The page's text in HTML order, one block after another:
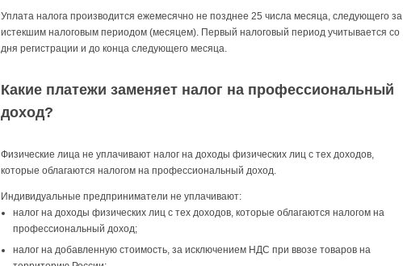
Уплата налога производится ежемесячно не позднее 25 числа месяца, следующего за
истекшим налоговым периодом (месяцем). Первый налоговый период учитывается со
дня регистрации и до конца следующего месяца.
Какие платежи заменяет налог на профессиональный
доход?
Физические лица не уплачивают налог на доходы физических лиц с тех доходов,
которые облагаются налогом на профессиональный доход.
Индивидуальные предприниматели не уплачивают:
налог на доходы физических лиц с тех доходов, которые облагаются налогом на
профессиональный доход;
налог на добавленную стоимость, за исключением НДС при ввозе товаров на